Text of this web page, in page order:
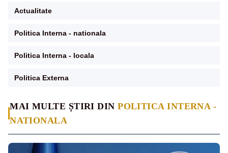
MAI MULTE ȘTIRI DINPOLITICA INTERNA -
NATIONALA
Actualitate
Politica Interna - nationala
Politica Interna - locala
Politica Externa